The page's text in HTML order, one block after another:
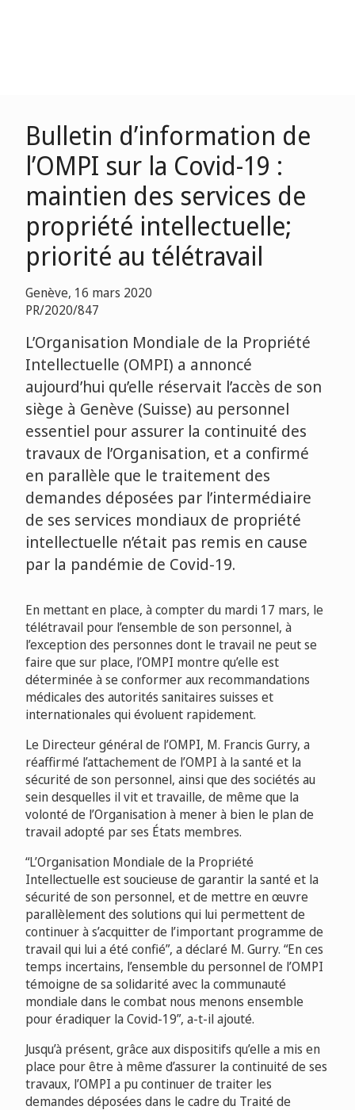
Bulletin d’information de
l’OMPI sur la Covid-19 :
maintien des services de
propriété intellectuelle;
priorité au télétravail
Genève, 16 mars 2020
PR/2020/847
L’Organisation Mondiale de la Propriété
Intellectuelle (OMPI) a annoncé
aujourd’hui qu’elle réservait l’accès de son
siège à Genève (Suisse) au personnel
essentiel pour assurer la continuité des
travaux de l’Organisation, et a confirmé
en parallèle que le traitement des
demandes déposées par l’intermédiaire
de ses services mondiaux de propriété
intellectuelle n’était pas remis en cause
par la pandémie de Covid-19.
En mettant en place, à compter du mardi 17 mars, le
télétravail pour l’ensemble de son personnel, à
l’exception des personnes dont le travail ne peut se
faire que sur place, l’OMPI montre qu’elle est
déterminée à se conformer aux recommandations
médicales des autorités sanitaires suisses et
internationales qui évoluent rapidement.
Le Directeur général de l’OMPI, M. Francis Gurry, a
réaffirmé l’attachement de l’OMPI à la santé et la
sécurité de son personnel, ainsi que des sociétés au
sein desquelles il vit et travaille, de même que la
volonté de l’Organisation à mener à bien le plan de
travail adopté par ses États membres.
“L’Organisation Mondiale de la Propriété
Intellectuelle est soucieuse de garantir la santé et la
sécurité de son personnel, et de mettre en œuvre
parallèlement des solutions qui lui permettent de
continuer à s’acquitter de l’important programme de
travail qui lui a été confié”, a déclaré M. Gurry. “En ces
temps incertains, l’ensemble du personnel de l’OMPI
témoigne de sa solidarité avec la communauté
mondiale dans le combat nous menons ensemble
pour éradiquer la Covid-19”, a-t-il ajouté.
Jusqu’à présent, grâce aux dispositifs qu’elle a mis en
place pour être à même d’assurer la continuité de ses
travaux, l’OMPI a pu continuer de traiter les
demandes déposées dans le cadre du Traité de